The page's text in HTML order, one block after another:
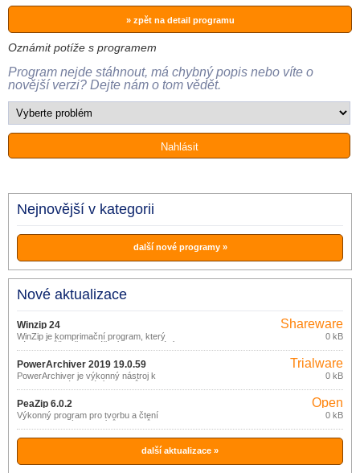
» zpět na detail programu
Oznámit potíže s programem
Program nejde stáhnout, má chybný popis nebo víte o
novější verzi? Dejte nám o tom vědět.
Nejnovější v kategorii
další nové programy »
Nové aktualizace
Winzip 24
WinZip je komprimační program, který
vám pomůže při vytváření a rozbalování
souborů ve formátu ZIP. Možná si
kladete na co vám bude tento program
užitečný. V první řadě vám ušetří místo
v počítači. Velké soubory sbalí do
menších souborů, se kterými můžete
snáze pracovat.
Shareware
0 kB
PowerArchiver 2019 19.0.59
PowerArchiver je výkonný nástroj k
archivaci a zálohování souborů.
Trialware
0 kB
PeaZip 6.0.2
Výkonný program pro tvorbu a čtení
komprimovaných archívů souborů.
Open
source
(gpl)
0 kB
další aktualizace »